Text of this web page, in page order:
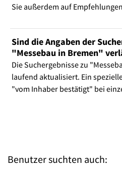
Sie außerdem auf
Sind die Angaben der
"Messebau in Bremen"
Die Suchergebnisse zu
laufend aktualisiert. Ein
"vom Inhaber bestätigt" bei
Benutzer suchten auch: